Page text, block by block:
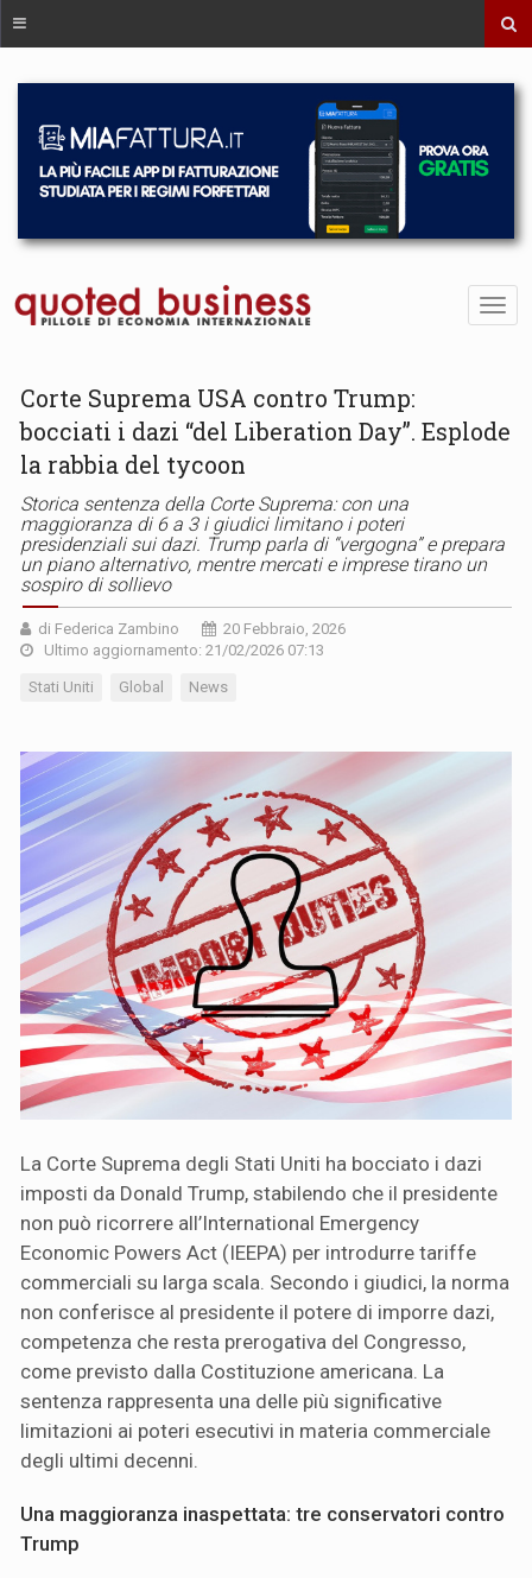
Corte Suprema USA contro Trump:
bocciati i dazi “del Liberation Day”. Esplode
la rabbia del tycoon
Storica sentenza della Corte Suprema: con una
maggioranza di 6 a 3 i giudici limitano i poteri
presidenziali sui dazi. Trump parla di “vergogna” e prepara
un piano alternativo, mentre mercati e imprese tirano un
sospiro di sollievo
di Federica Zambino
20 Febbraio, 2026
Ultimo aggiornamento: 21/02/2026 07:13
Stati Uniti Global News
La Corte Suprema degli Stati Uniti ha bocciato i dazi
imposti da Donald Trump, stabilendo che il presidente
non può ricorrere all’International Emergency
Economic Powers Act (IEEPA) per introdurre tariffe
commerciali su larga scala. Secondo i giudici, la norma
non conferisce al presidente il potere di imporre dazi,
competenza che resta prerogativa del Congresso,
come previsto dalla Costituzione americana. La
sentenza rappresenta una delle più significative
limitazioni ai poteri esecutivi in materia commerciale
degli ultimi decenni.
Una maggioranza inaspettata: tre conservatori contro
Trump